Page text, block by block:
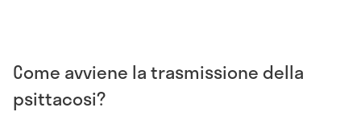
Come avviene la trasmissione della
psittacosi?